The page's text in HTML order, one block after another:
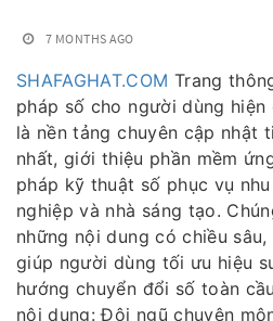
7 MONTHS AGO
SHAFAGHAT.COM Trang
pháp số cho người dùng hiện
là nền tảng chuyên cập nhật
nhất, giới thiệu phần mềm
pháp kỹ thuật số phục vụ
nghiệp và nhà sáng tạo.
những nội dung có chiều
giúp người dùng tối ưu hiệu
hướng chuyển đổi số toàn
nội dung: Đội ngũ chuyên